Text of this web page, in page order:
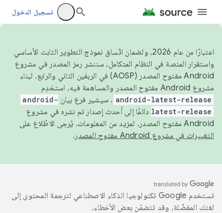
تسجيل الدخول
اعتبارًا من عام 2026، ولضمان اتّساق نموذج التطوير الثابت الأساسي
واستقرار المنصة في النظام المتكامل، سننشر رمز المصدر في مشروع
Android مفتوح المصدر (AOSP) في الربعَين الثاني والرابع. لبناء
مشروع Android مفتوح المصدر والمساهمة فيه، استخدِم
android-latest-release . سيشير فرع بيان android-
latest-release دائمًا إلى أحدث إصدار تم نشره في مشروع
Android مفتوح المصدر. لمزيد من المعلومات، يُرجى الاطّلاع على
التغييرات في مشروع Android مفتوح المصدر
.
تستخدم Google تكنولوجيا الذكاء الاصطناعي لترجمة المحتوى إلى
لغتك المفضّلة، وقد تتضمّن بعض الأخطاء.